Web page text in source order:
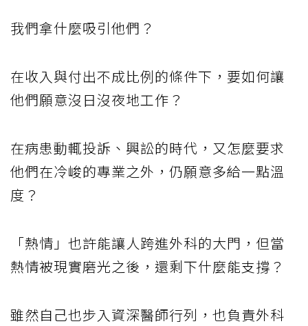
我們拿什麼吸引他們？
在收入與付出不成比例的條件下，要如何讓
他們願意沒日沒夜地工作？
在病患動輒投訴、興訟的時代，又怎麼要求
他們在冷峻的專業之外，仍願意多給一點溫
度？
「熱情」也許能讓人跨進外科的大門，但當
熱情被現實磨光之後，還剩下什麼能支撐？
雖然自己也步入資深醫師行列，也負責外科